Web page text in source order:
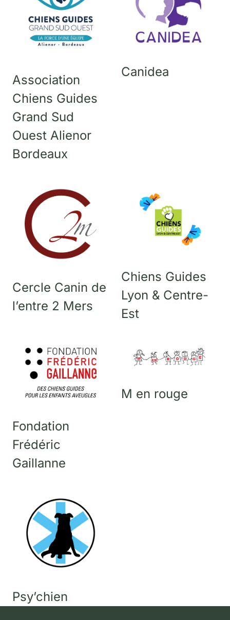
Association
Chiens Guides
Grand Sud
Ouest Alienor
Bordeaux
Canidea
Cercle Canin de
l’entre 2 Mers
Chiens Guides
Lyon & Centre-
Est
Fondation
Frédéric
Gaillanne
M en rouge
Psy’chien